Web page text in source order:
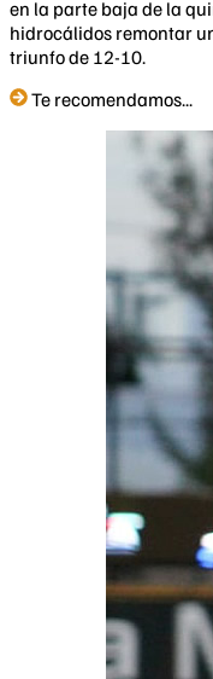
en la parte baja de la
hidrocálidos remontar
triunfo de 12-10.
Te recomendamos...